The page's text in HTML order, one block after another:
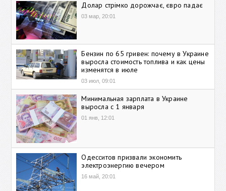
Долар стрімко дорожчає, євро падає
03 мар, 20:01
Бензин по 65 гривен: почему в Украине
выросла стоимость топлива и как цены
изменятся в июле
03 июл, 09:01
Минимальная зарплата в Украине
выросла с 1 января
01 янв, 12:01
Одесситов призвали экономить
электроэнергию вечером
16 май, 20:01